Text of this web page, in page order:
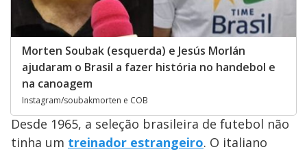
Morten Soubak (esquerda) e Jesús Morlán
ajudaram o Brasil a fazer história no handebol e
na canoagem
Instagram/soubakmorten e COB
Desde 1965, a seleção brasileira de futebol não
tinha um treinador estrangeiro. O italiano